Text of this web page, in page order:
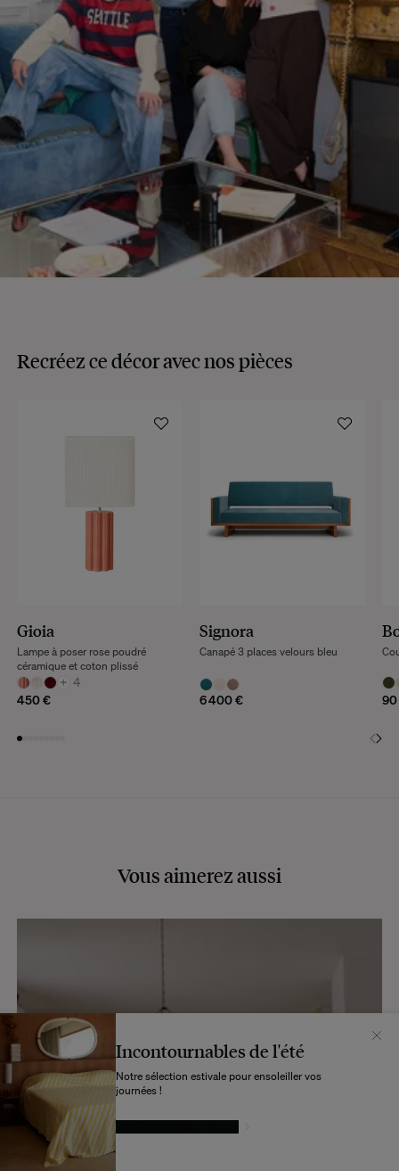
Recréez ce décor avec nos pièces
Gioia
+ 4
450 €
Lampe à poser rose poudré
céramique et coton plissé
Signora
6 400 €
Canapé 3 places velours bleu
Vous aimerez aussi
À SUIVRE
Daphné Desjeux et sa
Incontournables de l'été
Notre sélection estivale pour ensoleiller vos
journées !